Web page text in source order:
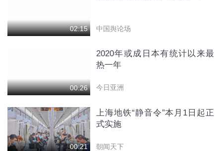
02:15 中国舆论场
00:26
2020年或成日本有统计以来最
热一年
今日亚洲
00:21
上海地铁“静音令”本月1日起正
式实施
朝闻天下